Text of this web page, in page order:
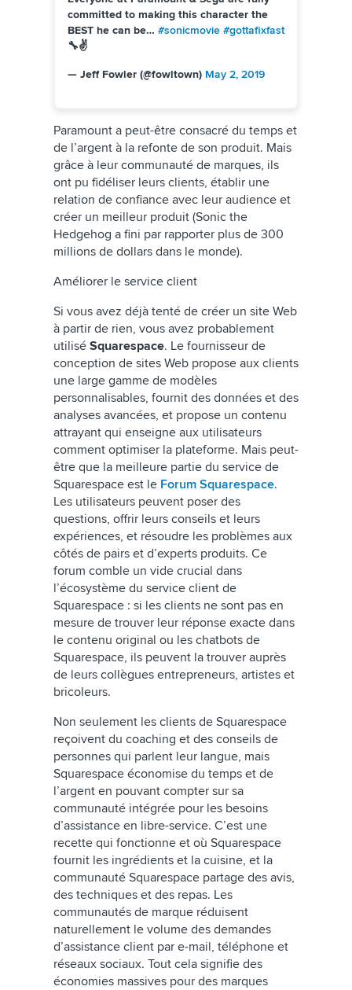
committed to making this character the
BEST he can be… #sonicmovie #gottafixfast
🔧✌️
— Jeff Fowler (@fowltown) May 2, 2019
Paramount a peut-être consacré du temps et
de l’argent à la refonte de son produit. Mais
grâce à leur communauté de marques, ils
ont pu fidéliser leurs clients, établir une
relation de confiance avec leur audience et
créer un meilleur produit (Sonic the
Hedgehog a fini par rapporter plus de 300
millions de dollars dans le monde).
Améliorer le service client
Si vous avez déjà tenté de créer un site Web
à partir de rien, vous avez probablement
utilisé Squarespace. Le fournisseur de
conception de sites Web propose aux clients
une large gamme de modèles
personnalisables, fournit des données et des
analyses avancées, et propose un contenu
attrayant qui enseigne aux utilisateurs
comment optimiser la plateforme. Mais peut-
être que la meilleure partie du service de
Squarespace est le Forum Squarespace.
Les utilisateurs peuvent poser des
questions, offrir leurs conseils et leurs
expériences, et résoudre les problèmes aux
côtés de pairs et d’experts produits. Ce
forum comble un vide crucial dans
l’écosystème du service client de
Squarespace : si les clients ne sont pas en
mesure de trouver leur réponse exacte dans
le contenu original ou les chatbots de
Squarespace, ils peuvent la trouver auprès
de leurs collègues entrepreneurs, artistes et
bricoleurs.
Non seulement les clients de Squarespace
reçoivent du coaching et des conseils de
personnes qui parlent leur langue, mais
Squarespace économise du temps et de
l’argent en pouvant compter sur sa
communauté intégrée pour les besoins
d’assistance en libre-service. C’est une
recette qui fonctionne et où Squarespace
fournit les ingrédients et la cuisine, et la
communauté Squarespace partage des avis,
des techniques et des repas. Les
communautés de marque réduisent
naturellement le volume des demandes
d’assistance client par e-mail, téléphone et
réseaux sociaux. Tout cela signifie des
économies massives pour des marques